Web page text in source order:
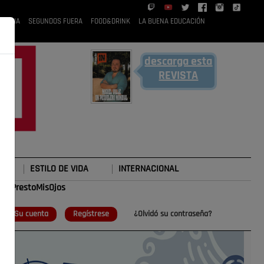
RUBIA SEGUNDOS FUERA FOOD&DRINK LA BUENA EDUCACIÓN
descarga esta
REVISTA
ESTILO DE VIDA INTERNACIONAL
Su cuenta Regístrese ¿Olvidó su contraseña?